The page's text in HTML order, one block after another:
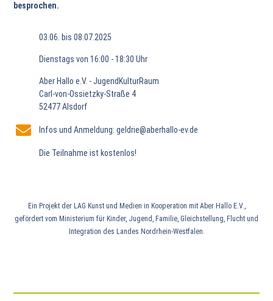
besprochen.
03.06. bis 08.07.2025
Dienstags von 16:00 - 18:30 Uhr
Aber Hallo e.V. - JugendKulturRaum
Carl-von-Ossietzky-Straße 4
52477 Alsdorf
Infos und Anmeldung: geldrie@aberhallo-ev.de
Die Teilnahme ist kostenlos!
Ein Projekt der LAG Kunst und Medien in Kooperation mit Aber Hallo E.V.,
gefördert vom Ministerium für Kinder, Jugend, Familie, Gleichstellung, Flucht und
Integration des Landes Nordrhein-Westfalen.